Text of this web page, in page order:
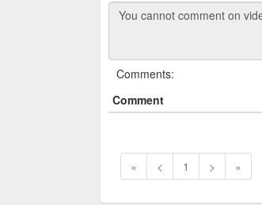
Comments:
Comment
« < 1 > »